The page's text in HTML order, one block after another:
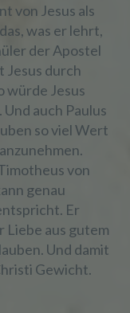
von Jesus als
was er lehrt,
der Apostel
Jesus durch
würde Jesus
auch Paulus
so viel Wert
von
genau
Er
Liebe aus gutem
Und damit
Gewicht.